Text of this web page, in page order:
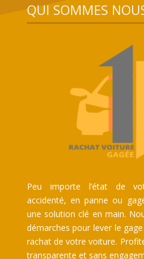
QUI SOMMES
Peu importe l’état de
accidenté, en panne ou
une solution clé en main.
démarches pour lever le
rachat de votre voiture.
transparente et sans